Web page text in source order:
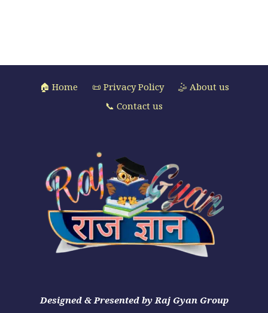
🏠 Home 📜 Privacy Policy
🤹 About us
📞 Contact us
Designed & Presented by Raj Gyan Group